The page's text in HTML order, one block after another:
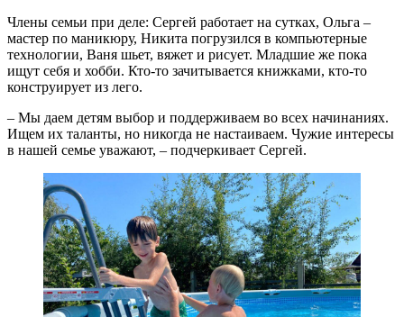
Члены семьи при деле: Сергей работает на сутках, Ольга –
мастер по маникюру, Никита погрузился в компьютерные
технологии, Ваня шьет, вяжет и рисует. Младшие же пока
ищут себя и хобби. Кто-то зачитывается книжками, кто-то
конструирует из лего.
– Мы даем детям выбор и поддерживаем во всех начинаниях.
Ищем их таланты, но никогда не настаиваем. Чужие интересы
в нашей семье уважают, – подчеркивает Сергей.